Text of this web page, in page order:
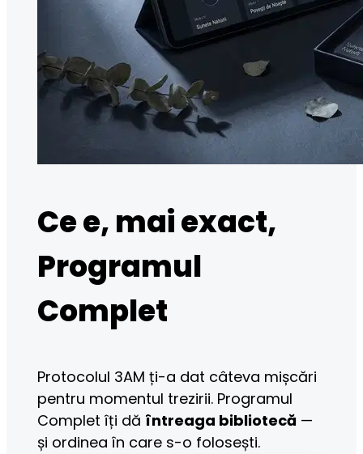
Ce e, mai exact,
Programul
Complet
Protocolul 3AM ți-a dat câteva mișcări
pentru momentul trezirii. Programul
Complet îți dă întreaga bibliotecă —
și ordinea în care s-o folosești.